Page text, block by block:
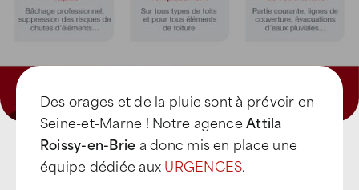
Des orages et de la pluie sont à prévoir en
Seine-et-Marne ! Notre agenceAttila
Roissy-en-Briea donc mis en place une
équipe dédiée auxURGENCES.